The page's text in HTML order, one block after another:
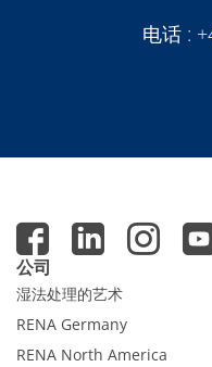
电话 :
公司
湿法处理的艺术
RENA Germany
RENA North America